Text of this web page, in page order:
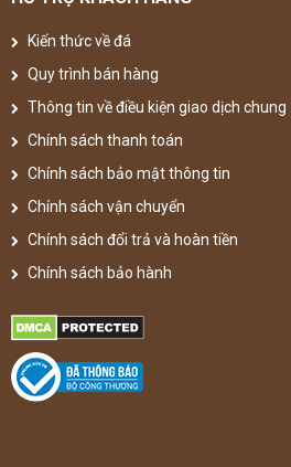
Kiến thức về đá
Quy trình bán hàng
Thông tin về điều kiện giao dịch chung
Chính sách thanh toán
Chính sách bảo mật thông tin
Chính sách vận chuyển
Chính sách đổi trả và hoàn tiền
Chính sách bảo hành